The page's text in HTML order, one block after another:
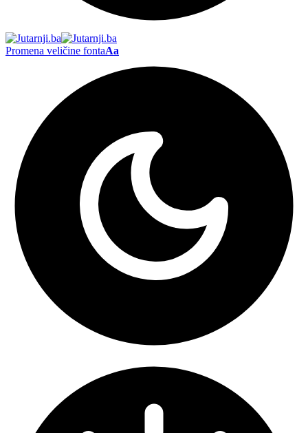
Promena veličine fontaAa